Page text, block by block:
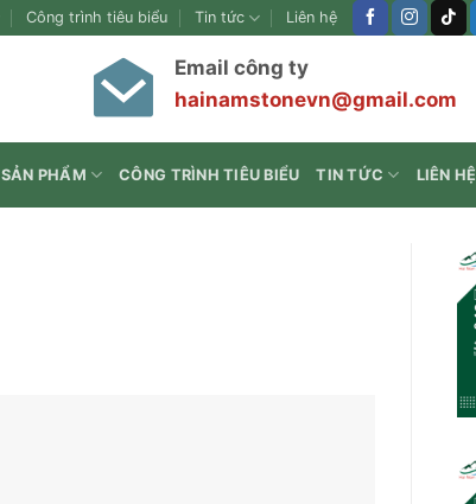
Công trình tiêu biểu Tin tức Liên hệ
Email công ty
hainamstonevn@gmail.com
SẢN PHẨM CÔNG TRÌNH TIÊU BIỂU TIN TỨC LIÊN HỆ